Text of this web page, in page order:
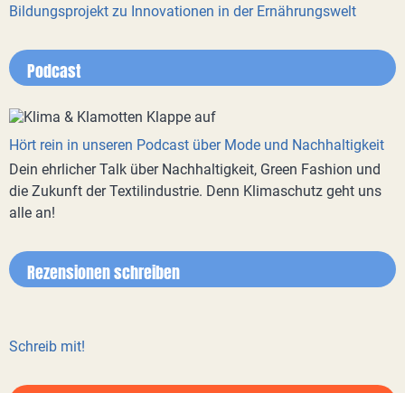
Bildungsprojekt zu Innovationen in der Ernährungswelt
Podcast
Hört rein in unseren Podcast über Mode und Nachhaltigkeit
Dein ehrlicher Talk über Nachhaltigkeit, Green Fashion und
die Zukunft der Textilindustrie. Denn Klimaschutz geht uns
alle an!
Rezensionen schreiben
Schreib mit!